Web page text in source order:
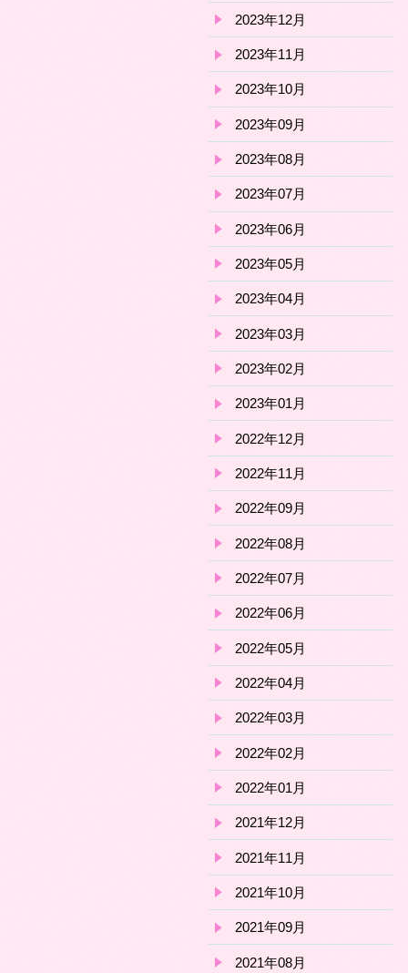
2023年12月
2023年11月
2023年10月
2023年09月
2023年08月
2023年07月
2023年06月
2023年05月
2023年04月
2023年03月
2023年02月
2023年01月
2022年12月
2022年11月
2022年09月
2022年08月
2022年07月
2022年06月
2022年05月
2022年04月
2022年03月
2022年02月
2022年01月
2021年12月
2021年11月
2021年10月
2021年09月
2021年08月